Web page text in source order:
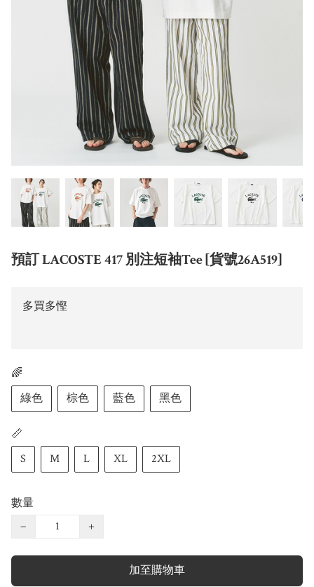
預訂 LACOSTE 417 別注短袖Tee [貨號26A519]
多買多慳
🌈
綠色
棕色 藍色 黑色
📏
S
M L XL 2XL
數量
−
+
加至購物車